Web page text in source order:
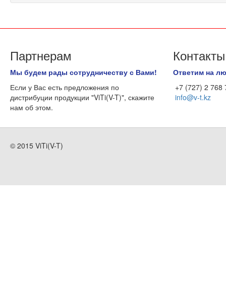
Партнерам
Мы будем рады сотрудничеству с Вами!
Если у Вас есть предложения по
дистрибуции продукции "ViTi(V-T)", скажите
нам об этом.
Контакты
Ответим на
+7 (727) 2 768
info@v-t.kz
© 2015 ViTi(V-T)